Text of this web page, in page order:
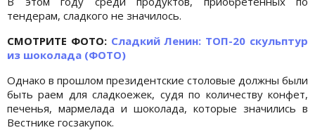
тендерам, сладкого не значилось.
СМОТРИТЕ ФОТО: Сладкий Ленин: ТОП-20 скульптур
из шоколада (ФОТО)
Однако в прошлом президентские столовые должны были
быть раем для сладкоежек, судя по количеству конфет,
печенья, мармелада и шоколада, которые значились в
Вестнике госзакупок.